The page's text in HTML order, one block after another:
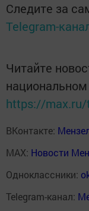
Следите за
Telegram-
Читайте
https://
ВКонтакте:
MAX: Новости
Одноклассники:
Telegram-канал: